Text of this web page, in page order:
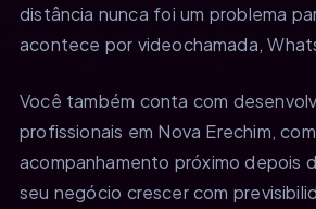
distância nunca foi um problema
acontece por videochamada,
Você também conta com
profissionais em Nova Erechim, com
acompanhamento próximo depois
seu negócio crescer com